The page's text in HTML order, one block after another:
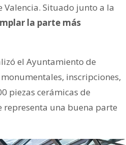
Situado junto a la
la parte más
el Ayuntamiento de
inscripciones,
piezas cerámicas de
una buena parte